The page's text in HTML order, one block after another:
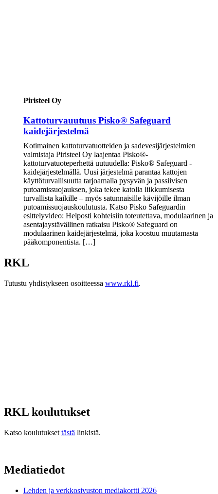
Piristeel Oy
Kattoturvauutuus Pisko® Safeguard
kaidejärjestelmä
Kotimainen kattoturvatuotteiden ja sadevesijärjestelmien
valmistaja Piristeel Oy laajentaa Pisko®-
kattoturvatuoteperhettä uutuudella: Pisko® Safeguard -
kaidejärjestelmällä. Uusi järjestelmä parantaa kattojen
käyttöturvallisuutta tarjoamalla pysyvän ja passiivisen
putoamissuojauksen, joka tekee katolla liikkumisesta
turvallista kaikille – myös satunnaisille kävijöille ilman
putoamissuojauskoulutusta. Katso Pisko Safeguardin
esittelyvideo: Helposti kohteisiin toteutettava, modulaarinen ja
asentajaystävällinen ratkaisu Pisko® Safeguard on
modulaarinen kaidejärjestelmä, joka koostuu muutamasta
pääkomponentista. […]
RKL
Tutustu yhdistykseen osoitteessa www.rkl.fi.
RKL koulutukset
Katso koulutukset tästä linkistä.
Mediatiedot
Lehden ja verkkosivuston mediakortti 2026